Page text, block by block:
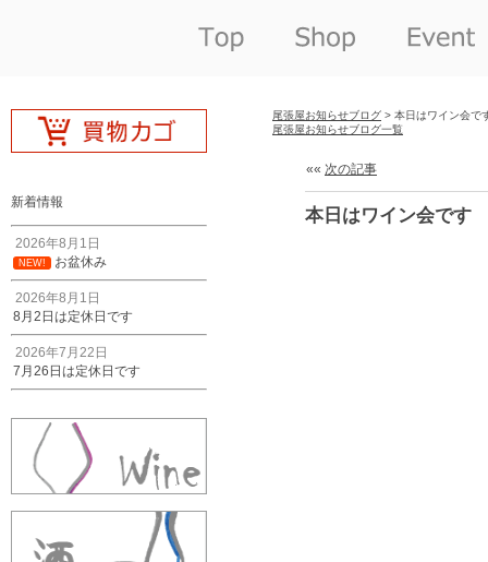
新着情報
2026年8月1日
NEW! お盆休み
2026年8月1日
8月2日は定休日です
2026年7月22日
7月26日は定休日です
尾張屋お知らせブログ > 本日はワイン会で
尾張屋お知らせブログ一覧
«« 次の記事
本日はワイン会です